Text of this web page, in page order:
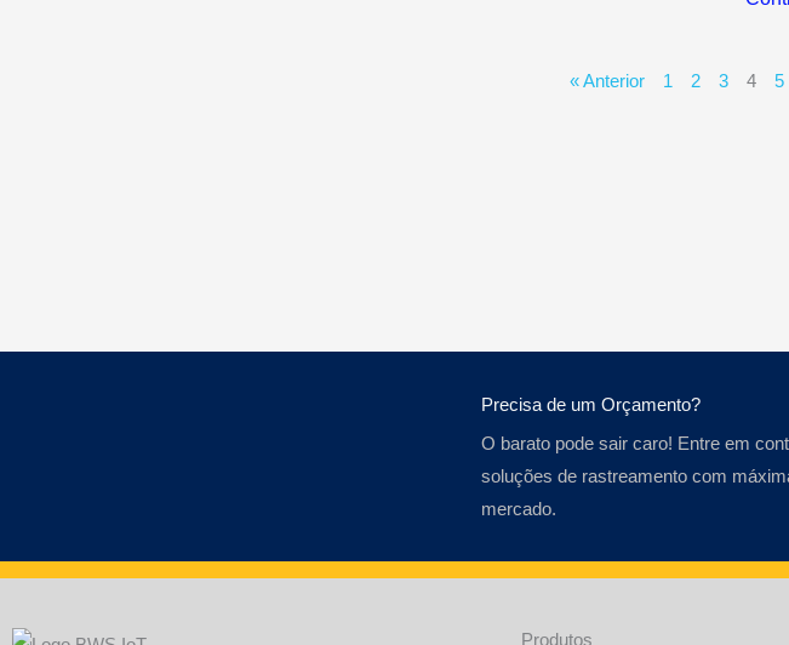
« Anterior 1 2 3 4 5
Precisa de um Orçamento?
O barato pode sair caro! Entre em
soluções de rastreamento com
mercado.
Produtos